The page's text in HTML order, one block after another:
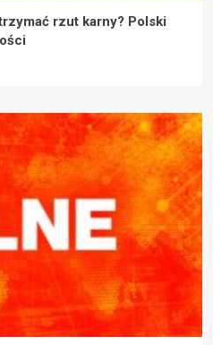
rzut karny? Polski